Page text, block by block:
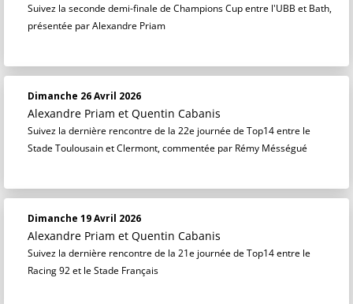
Suivez la seconde demi-finale de Champions Cup entre l'UBB et Bath,
présentée par Alexandre Priam
Dimanche 26 Avril 2026
Alexandre Priam et Quentin Cabanis
Suivez la dernière rencontre de la 22e journée de Top14 entre le
Stade Toulousain et Clermont, commentée par Rémy Mésségué
Dimanche 19 Avril 2026
Alexandre Priam et Quentin Cabanis
Suivez la dernière rencontre de la 21e journée de Top14 entre le
Racing 92 et le Stade Français